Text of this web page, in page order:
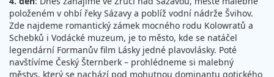
položeném v ohbí řeky Sázavy a poblíž vodní nádrže Švihov.
Zde najdeme romantický zámek mocného rodu Kolowratů a
Schebků i Vodácké muzeum, je to město, kde se natáčel
legendární Formanův film Lásky jedné plavovlásky. Poté
navštívíme Český Šternberk – prohlédneme si malebný
městys, který se nachází pod mohutnou dominantu gotického